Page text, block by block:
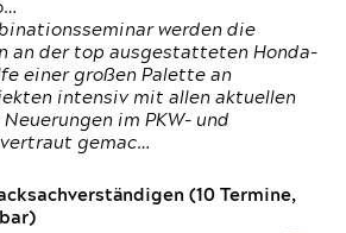
werden die
an der top ausgestatteten Honda-
einer großen Palette an
intensiv mit allen aktuellen
im PKW- und
gemac…
(10 Termine,